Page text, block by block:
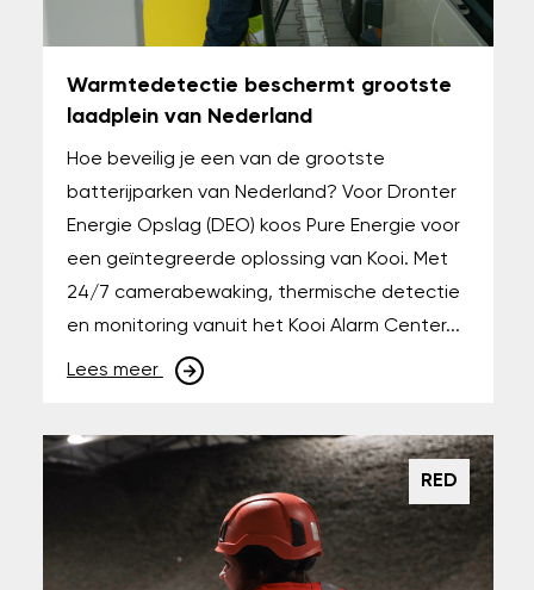
Warmtedetectie beschermt grootste
laadplein van Nederland
Hoe beveilig je een van de grootste
batterijparken van Nederland? Voor Dronter
Energie Opslag (DEO) koos Pure Energie voor
een geïntegreerde oplossing van Kooi. Met
24/7 camerabewaking, thermische detectie
en monitoring vanuit het Kooi Alarm Center...
Lees meer
RED